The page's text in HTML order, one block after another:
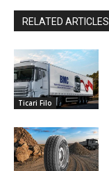
RELATED ARTICLES
Ticari Filo